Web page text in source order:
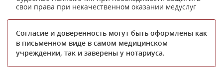
свои права при некачественном оказании медуслуг
Согласие и доверенность могут быть оформлены как
в письменном виде в самом медицинском
учреждении, так и заверены у нотариуса.